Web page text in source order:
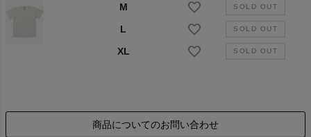
M
L
XL
商品についてのお問い合わせ